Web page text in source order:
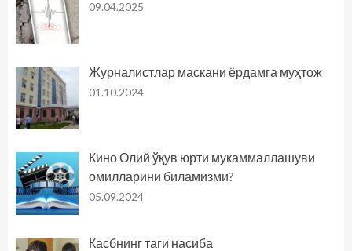
09.04.2025
Журналистлар маскани ёрдамга муҳтож
01.10.2024
Кино Олий ўқув юрти мукаммаллашуви
омилларини биламизми?
05.09.2024
Касбнинг таги насиба